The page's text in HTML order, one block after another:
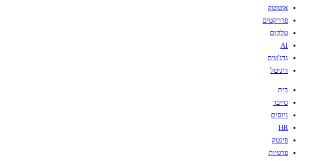
אוטוטק
פרויקטים
טלקום
AI
גדג'טים
דיגיטל
בית
סייבר
גיוסים
HR
פינטק
פרטיות